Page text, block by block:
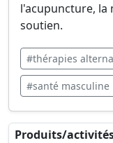
l'acupuncture, la
soutien.
#thérapies
#santé masculine
Produits/